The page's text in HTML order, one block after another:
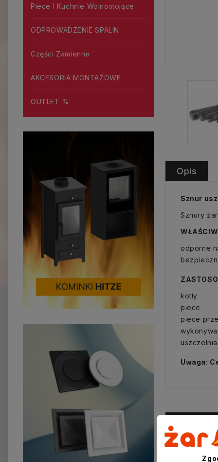
Piece I Kuchnie Wolnostojące
ODPROWADZENIE SPALIN
Części Zamienne
AKCESORIA MONTAŻOWE
OUTLET %
Opis
Sznur
Sznury
odporne
kotły
piece
piece
Uwaga:
Zobacz